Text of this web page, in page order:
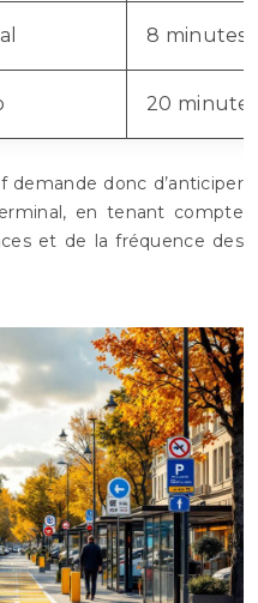
8 minutes
20 minutes
demande donc d’anticiper
en tenant compte
et de la fréquence des